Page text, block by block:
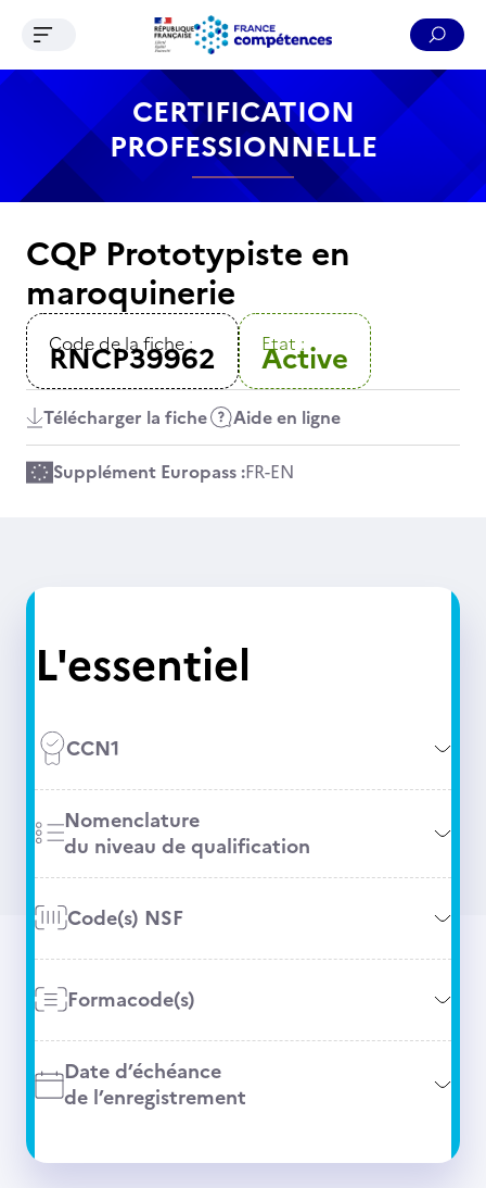
Contenu Recherche Menu Pied de page
Ouvrir le menu de navigation
CERTIFICATION
PROFESSIONNELLE
CQP Prototypiste en
maroquinerie
Code de la fiche :
RNCP39962 Etat :
Active
Télécharger la fiche Aide en ligne
Supplément Europass :FR-EN
L'essentiel
CCN1
Nomenclature
du niveau de qualification
Code(s) NSF
Formacode(s)
Date d’échéance
de l’enregistrement